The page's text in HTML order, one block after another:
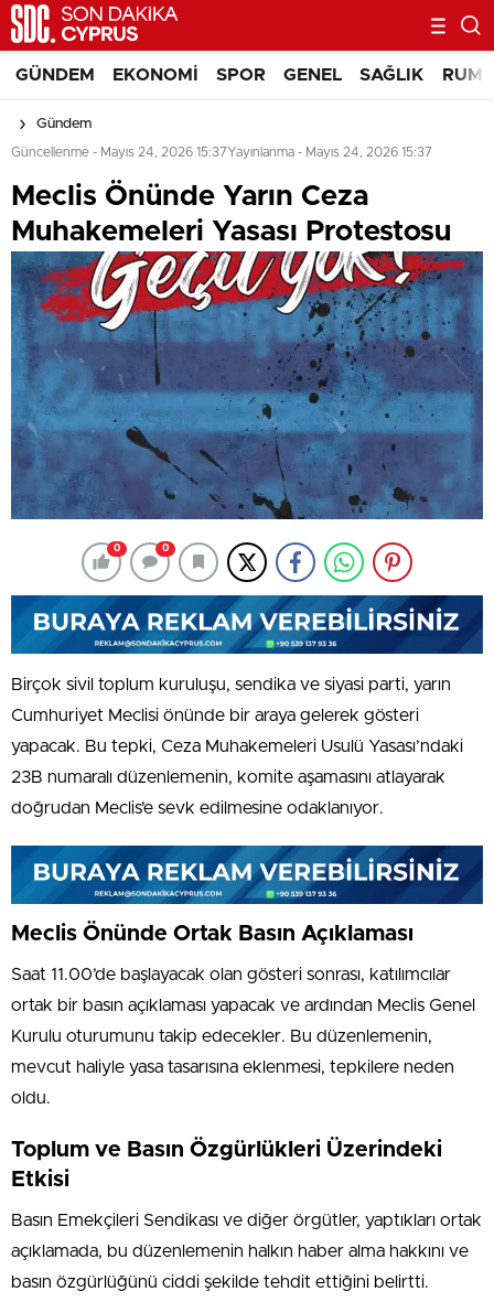
GÜNDEM EKONOMI SPOR GENEL SAĞLIK RUM
Gündem
Güncellenme - Mayıs 24, 2026 15:37Yayınlanma - Mayıs 24, 2026 15:37
Meclis Önünde Yarın Ceza
Muhakemeleri Yasası Protestosu
0 0
Birçok sivil toplum kuruluşu, sendika ve siyasi parti, yarın
Cumhuriyet Meclisi önünde bir araya gelerek gösteri
yapacak. Bu tepki, Ceza Muhakemeleri Usulü Yasası’ndaki
23B numaralı düzenlemenin, komite aşamasını atlayarak
doğrudan Meclis’e sevk edilmesine odaklanıyor.
Meclis Önünde Ortak Basın Açıklaması
Saat 11.00’de başlayacak olan gösteri sonrası, katılımcılar
ortak bir basın açıklaması yapacak ve ardından Meclis Genel
Kurulu oturumunu takip edecekler. Bu düzenlemenin,
mevcut haliyle yasa tasarısına eklenmesi, tepkilere neden
oldu.
Toplum ve Basın Özgürlükleri Üzerindeki
Etkisi
Basın Emekçileri Sendikası ve diğer örgütler, yaptıkları ortak
açıklamada, bu düzenlemenin halkın haber alma hakkını ve
basın özgürlüğünü ciddi şekilde tehdit ettiğini belirtti.